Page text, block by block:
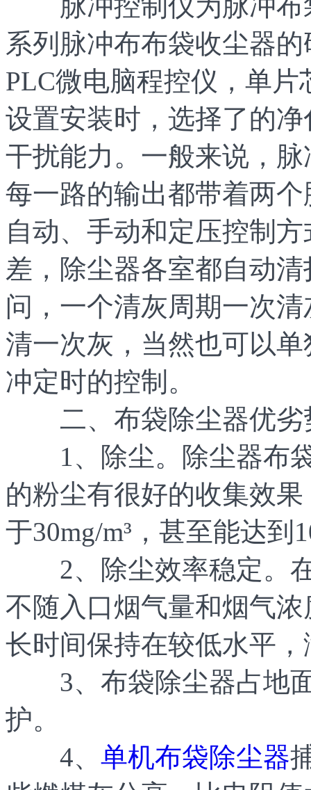
脉冲控制仪为脉冲布
系列脉冲布布袋收尘器
PLC微电脑程控仪，单
设置安装时，选择了的
干扰能力。一般来说，
每一路的输出都带着两
自动、手动和定压控制
差，除尘器各室都自动
问，一个清灰周期一次
清一次灰，当然也可以
冲定时的控制。
二、布袋除尘器优劣
1、除尘。除尘器布袋
的粉尘有很好的收集效
于30mg/m³，甚至能达到
2、除尘效率稳定。在
不随入口烟气量和烟气
长时间保持在较低水平
3、布袋除尘器占地面
护。
4、 单机布袋除尘器